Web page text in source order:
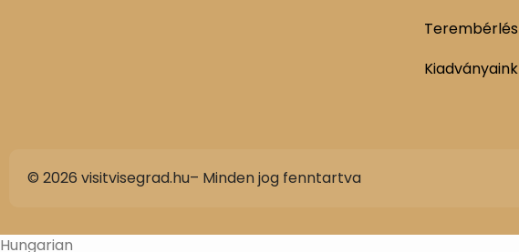
Terembérlés
Kiadványaink
© 2026 visitvisegrad.hu– Minden jog fenntartva
Hungarian